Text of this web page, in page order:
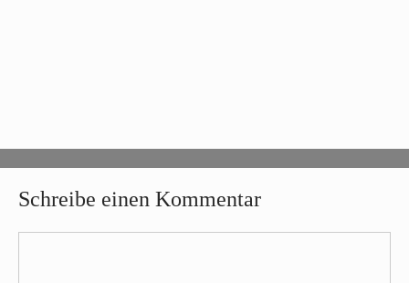
Schreibe einen Kommentar